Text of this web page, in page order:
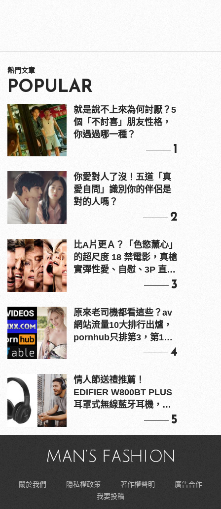
熱門文章
POPULAR
就是說不上來為何討厭？5
個「不討喜」朋友性格，
你遇過哪一種？
1
你愛對人了沒！五道「真
愛自問」識別你的伴侶是
對的人嗎？
2
比A片更Ａ？「色慾薰心」
的超尺度 18 禁電影，真槍
實彈性愛、自慰、3P 直接
3
原來老司機都看這些？av
網站流量10大排行出爐，
pornhub只排第3，第1名
4
情人節送禮推薦！
EDIFIER W800BT PLUS
耳罩式無線藍牙耳機，在
5
關於我們 隱私權政策 著作權聲明
廣告合作
我要投稿